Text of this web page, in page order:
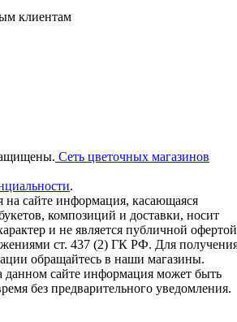
клиентам
Сеть цветочных магазинов
.
на сайте информация, касающаяся
композиций и доставки, носит
и не является публичной
ст. 437 (2) ГК РФ. Для
обращайтесь в наши магазины.
данном сайте информация может быть
без предварительного уведомления.